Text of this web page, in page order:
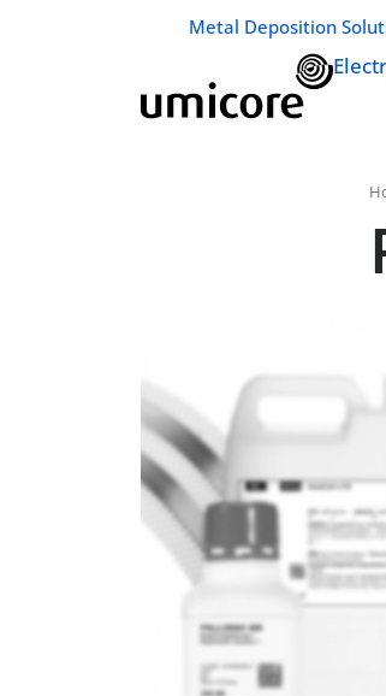
Geschäftsbereich /
Metal Deposition